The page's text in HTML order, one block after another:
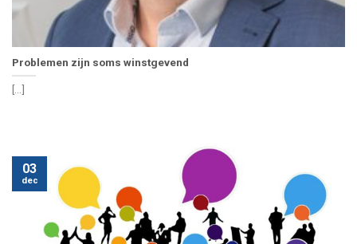
Problemen zijn soms winstgevend
[...]
03
dec